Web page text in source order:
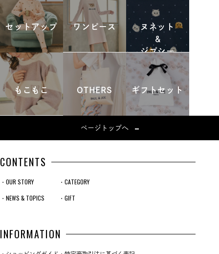
セットアップ ワンピース
ヌネット
&
ジプシー
もこもこ OTHERS ギフトセット
ページトップへ
CONTENTS
・OUR STORY
・NEWS & TOPICS
・CATEGORY
・GIFT
INFORMATION